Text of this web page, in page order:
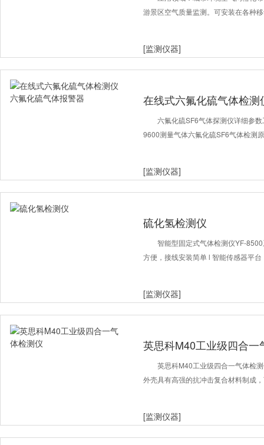
游景区空气质量监测。可安装在各种
[监测仪器]
在线式六氟化硫气体检
六氟化硫SF6气体探测仪详细参
9600测量气体六氟化硫SF6气体检测
[监测仪器]
硫化氢检测仪
智能型固定式气体检测仪YF-
方便，接线安装简单 l 智能传感器平
[监测仪器]
英思科M40工业级四合一
英思科M40工业级四合一气体检
外壳具有高强的抗冲击复合材料制成
[监测仪器]